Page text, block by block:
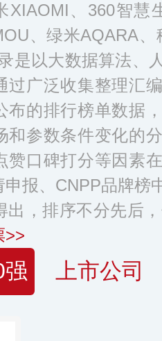
XIAOMI、360智慧
、绿米AQARA
是以大数据算法、
过广泛收集整理汇
布的排行榜单数据
和参数条件变化的
赞口碑打分等因素
报、CNPP品牌榜
出，排序不分先后
>>
上市公司